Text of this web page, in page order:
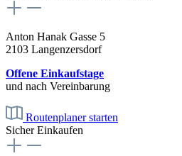
Anton Hanak Gasse 5
2103 Langenzersdorf
Offene Einkaufstage
und nach Vereinbarung
Routenplaner starten
Sicher Einkaufen